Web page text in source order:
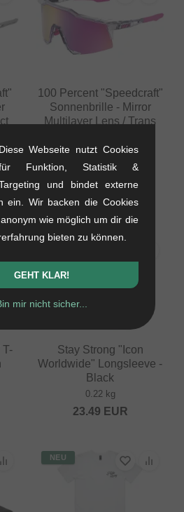
100 Percent "Speedcraft"
Sonnenbrille - Mirror
Multilayer Lens / Trans
0.03 kg
126.01EUR
T-
Stay Strong "Icon
Worldwide" Longsleeve -
Black
0.22 kg
23.49 EUR
NEU
Diese Webseite nutzt Cookies
Funktion, Statistik &
und bindet externe
ein. Wir backen die Cookies
wie möglich um dir die
bieten zu können.
GEHT KLAR!
mir nicht sicher...